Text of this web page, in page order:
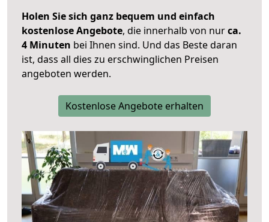
Holen Sie sich ganz bequem und einfach
kostenlose Angebote, die innerhalb von nurca.
4 Minuten bei Ihnen sind. Und das Beste daran
ist, dass all dies zu erschwinglichen Preisen
angeboten werden.
Kostenlose Angebote erhalten